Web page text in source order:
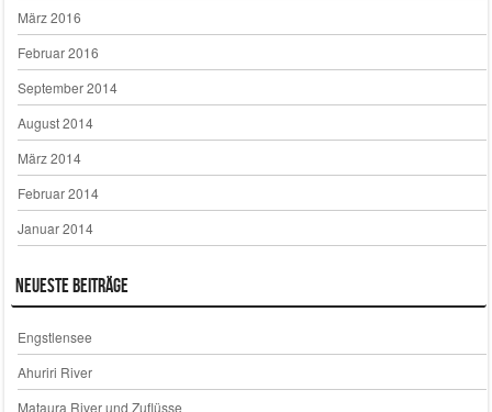
März 2016
Februar 2016
September 2014
August 2014
März 2014
Februar 2014
Januar 2014
Neueste Beiträge
Engstlensee
Ahuriri River
Mataura River und Zuflüsse